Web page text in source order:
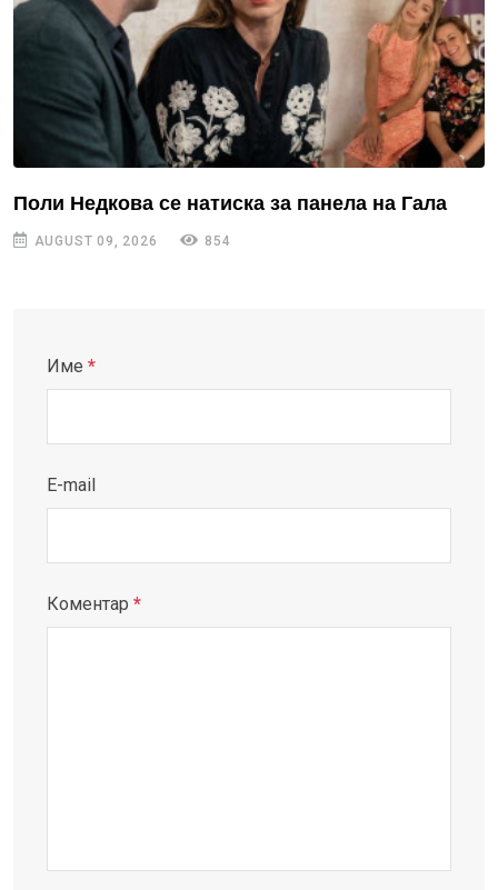
Поли Недкова се натиска за панела на Гала
AUGUST 09, 2026 854
Име *
E-mail
Коментар *